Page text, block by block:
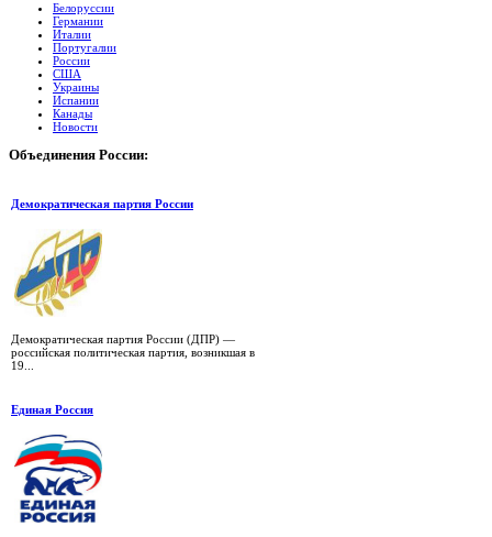
Белоруссии
Германии
Италии
Португалии
России
США
Украины
Испании
Канады
Новости
Объединения России:
Демократическая партия России
Демократическая партия России (ДПР) —
российская политическая партия, возникшая в
19...
Единая Россия